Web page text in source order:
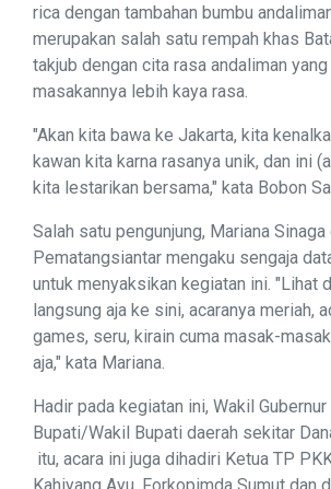
rica dengan tambahan bumbu
merupakan salah satu rempah khas
takjub dengan cita rasa andaliman
masakannya lebih kaya rasa.
"Akan kita bawa ke Jakarta, kita
kawan kita karna rasanya unik, dan ini
kita lestarikan bersama," kata Bobon
Salah satu pengunjung, Mariana Sinaga
Pematangsiantar mengaku sengaja
untuk menyaksikan kegiatan ini. "Lihat
langsung aja ke sini, acaranya meriah,
games, seru, kirain cuma masak-
aja," kata Mariana.
Hadir pada kegiatan ini, Wakil Gubernur
Bupati/Wakil Bupati daerah sekitar
itu, acara ini juga dihadiri Ketua TP
Kahiyang Ayu, Forkopimda Sumut dan